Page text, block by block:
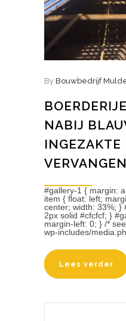
By Bouwbedrijf
NABIJ
INGEZAKTE
#gallery-1 { margin:
item { float: left;
center; width: 33%; }
2px solid #cfcfcf; }
margin-left: 0; } /*
wp-includes/
Lees verder